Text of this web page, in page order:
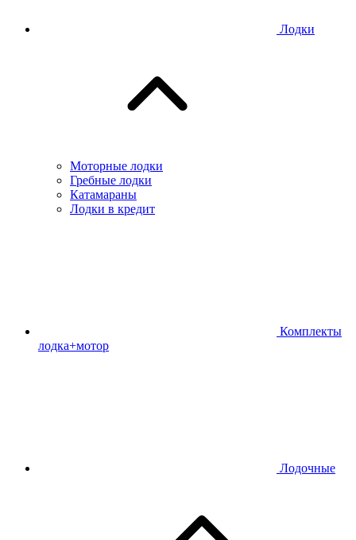
Лодки
Моторные лодки
Гребные лодки
Катамараны
Лодки в кредит
Комплекты
лодка+мотор
Лодочные